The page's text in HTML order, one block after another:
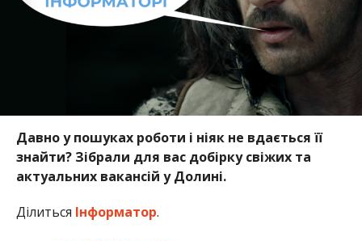
Давно у пошуках роботи і ніяк не вдається її
знайти? Зібрали для вас добірку свіжих та
актуальних вакансій у Долині.
Ділиться Інформатор.